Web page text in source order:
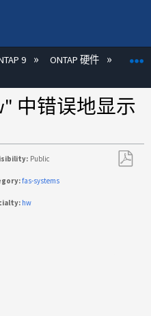
9 ONTAP 硬件
中错误地显示
Public
fas-systems
hw